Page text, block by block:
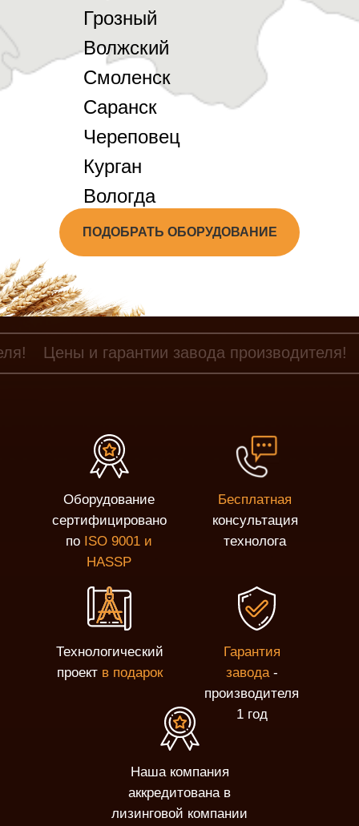
Грозный
Волжский
Смоленск
Саранск
Череповец
Курган
Вологда
ПОДОБРАТЬ ОБОРУДОВАНИЕ
Цены и гарантии завода производителя!
Оборудование
сертифицировано
по ISO 9001 и
HASSP
Наша компания
аккредитована в
лизинговой компании
Бесплатная
консультация
технолога
Технологический
проект в подарок
Гарантия
завода-
производителя
1 год